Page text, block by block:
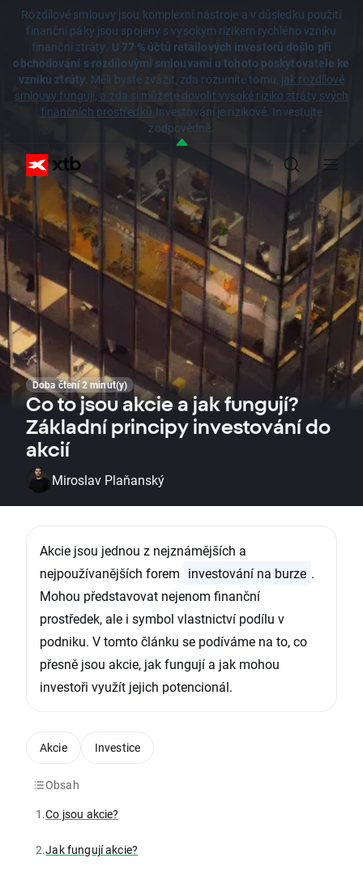
Rozdílové smlouvy jsou komplexní nástroje a v důsledku použití
finanční páky jsou spojeny s vysokým rizikem rychlého vzniku
finanční ztráty. U 77 % účtů retailových investorů došlo při
obchodování s rozdílovými smlouvami u tohoto poskytovatele ke
vzniku ztráty. Měli byste zvážit, zda rozumíte tomu, jak rozdílové
smlouvy fungují, a zda si můžete dovolit vysoké riziko ztráty svých
finančních prostředků.Investování je rizikové. Investujte
zodpovědně.
Doba čtení 2 minut(y)
Co to jsou akcie a jak fungují?
Základní principy investování do
akcií
Miroslav Plaňanský
Akcie jsou jednou z nejznámějších a
nejpoužívanějších forem investování na burze .
Mohou představovat nejenom finanční
prostředek, ale i symbol vlastnictví podílu v
podniku. V tomto článku se podíváme na to, co
přesně jsou akcie, jak fungují a jak mohou
investoři využít jejich potencionál.
Obsah
1.Co jsou akcie?
2.Jak fungují akcie?
Akcie Investice